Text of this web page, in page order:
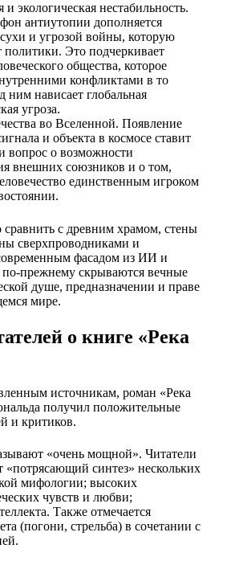
и экологическая нестабильность.
антиутопии дополняется
и угрозой войны, которую
Это подчеркивает
общества, которое
конфликтами в то
ним нависает глобальная
угроза.
во Вселенной. Появление
и объекта в космосе ставит
вопрос о возможности
внешних союзников и о том,
единственным игроком
с древним храмом, стены
сверхпроводниками и
фасадом из ИИ и
прежнему скрываются вечные
душе, предназначении и праве
мире.
о книге «Река
источникам, роман «Река
получил положительные
и критиков.
«очень мощной». Читатели
«потрясающий синтез» нескольких
мифологии; высоких
чувств и любви;
Также отмечается
(погони, стрельба) в сочетании с